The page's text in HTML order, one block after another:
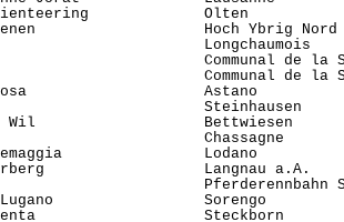
Olten
Hoch Ybrig
Longchaumois
Communal de la
Communal de la
Astano
Steinhausen
Wil                   Bettwiesen
Chassagne
Lodano
Langnau a.A.
Pferderennbahn
Sorengo
Steckborn